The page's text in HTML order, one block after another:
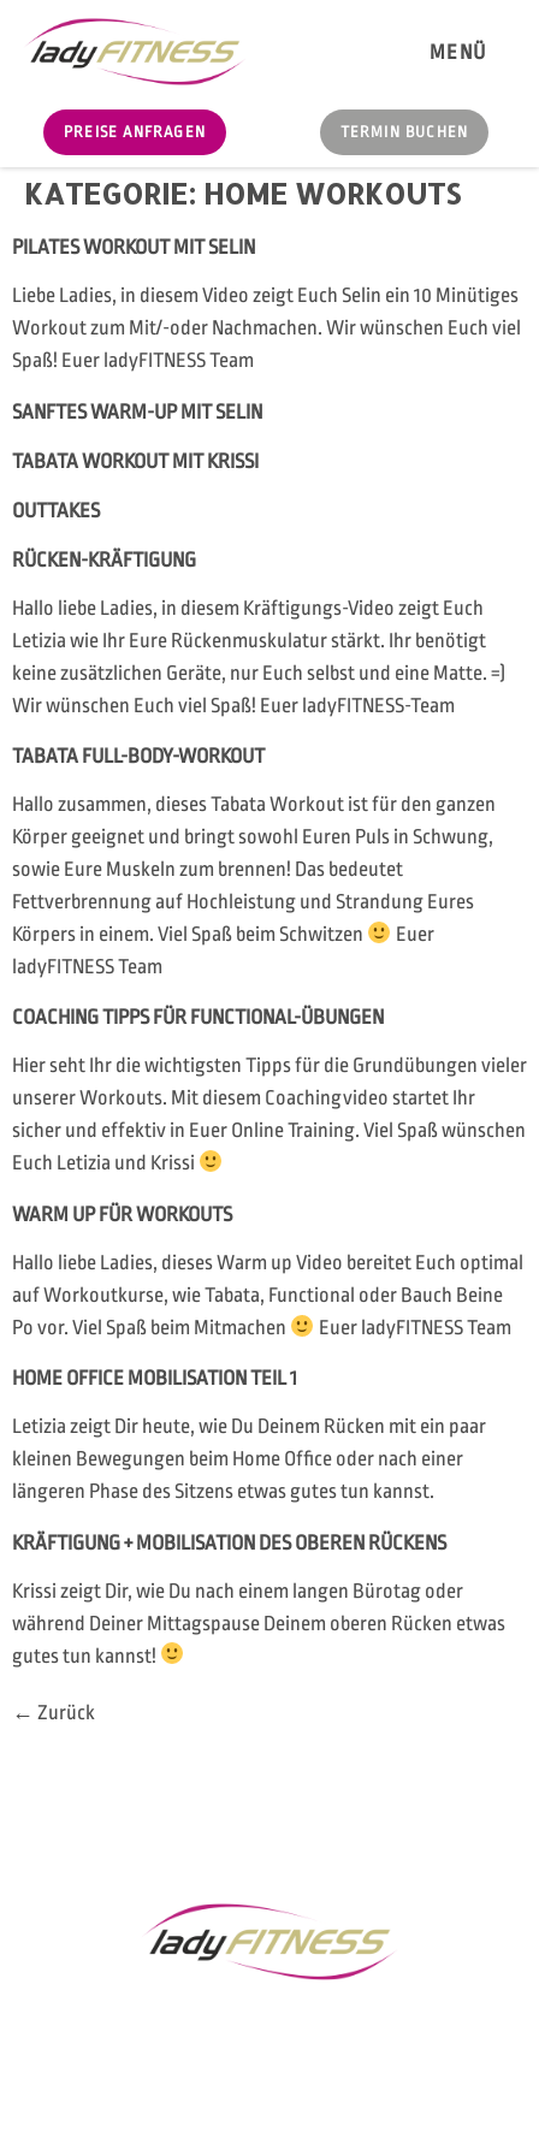
MENÜ
PREISE ANFRAGEN TERMIN BUCHEN
KATEGORIE: HOME WORKOUTS
PILATES WORKOUT MIT SELIN
Liebe Ladies, in diesem Video zeigt Euch Selin ein 10 Minütiges
Workout zum Mit/-oder Nachmachen. Wir wünschen Euch viel
Spaß! Euer ladyFITNESS Team
SANFTES WARM-UP MIT SELIN
TABATA WORKOUT MIT KRISSI
OUTTAKES
RÜCKEN-KRÄFTIGUNG
Hallo liebe Ladies, in diesem Kräftigungs-Video zeigt Euch
Letizia wie Ihr Eure Rückenmuskulatur stärkt. Ihr benötigt
keine zusätzlichen Geräte, nur Euch selbst und eine Matte. =)
Wir wünschen Euch viel Spaß! Euer ladyFITNESS-Team
TABATA FULL-BODY-WORKOUT
Hallo zusammen, dieses Tabata Workout ist für den ganzen
Körper geeignet und bringt sowohl Euren Puls in Schwung,
sowie Eure Muskeln zum brennen! Das bedeutet
Fettverbrennung auf Hochleistung und Strandung Eures
Körpers in einem. Viel Spaß beim Schwitzen
Euer
ladyFITNESS Team
COACHING TIPPS FÜR FUNCTIONAL-ÜBUNGEN
Hier seht Ihr die wichtigsten Tipps für die Grundübungen vieler
unserer Workouts. Mit diesem Coachingvideo startet Ihr
sicher und effektiv in Euer Online Training. Viel Spaß wünschen
Euch Letizia und Krissi
WARM UP FÜR WORKOUTS
Hallo liebe Ladies, dieses Warm up Video bereitet Euch optimal
auf Workoutkurse, wie Tabata, Functional oder Bauch Beine
Po vor. Viel Spaß beim Mitmachen
Euer ladyFITNESS Team
HOME OFFICE MOBILISATION TEIL 1
Letizia zeigt Dir heute, wie Du Deinem Rücken mit ein paar
kleinen Bewegungen beim Home Office oder nach einer
längeren Phase des Sitzens etwas gutes tun kannst.
KRÄFTIGUNG + MOBILISATION DES OBEREN RÜCKENS
Krissi zeigt Dir, wie Du nach einem langen Bürotag oder
während Deiner Mittagspause Deinem oberen Rücken etwas
gutes tun kannst!
← Zurück